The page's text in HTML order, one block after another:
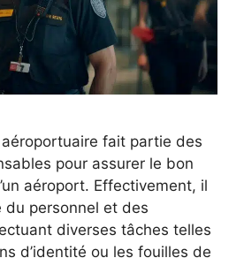
aéroportuaire fait partie des
pour assurer le bon
aéroport. Effectivement, il
du personnel et des
diverses tâches telles
d’identité ou les fouilles de